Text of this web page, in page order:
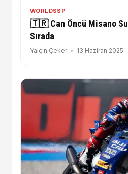
WORLDSSP
🇹🇷 Can Öncü Misano
Sırada
Yalçın Çeker 13 Haziran 2025